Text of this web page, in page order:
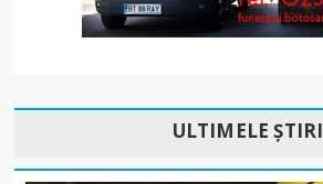
ULTIMELE ȘTIRI